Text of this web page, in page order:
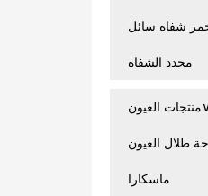
شفاه سائل
محدد الشفاه
ظلال العيون
ماسكارا